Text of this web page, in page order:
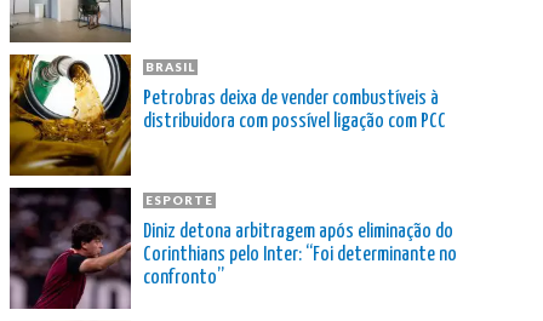
BRASIL
Petrobras deixa de vender combustíveis à
distribuidora com possível ligação com PCC
ESPORTE
Diniz detona arbitragem após eliminação do
Corinthians pelo Inter: “Foi determinante no
confronto”